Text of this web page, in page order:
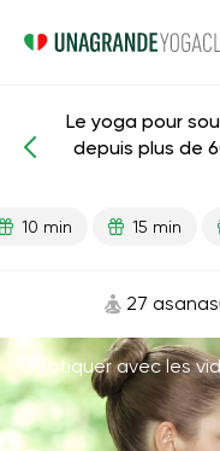
Leçons prêtes
Le yoga pour
depuis plus de
10 min 15 min
27 asanas
Pratiquer avec les